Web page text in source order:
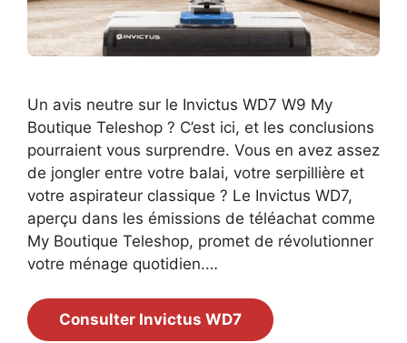
Un avis neutre sur le Invictus WD7 W9 My
Boutique Teleshop ? C’est ici, et les conclusions
pourraient vous surprendre. Vous en avez assez
de jongler entre votre balai, votre serpillière et
votre aspirateur classique ? Le Invictus WD7,
aperçu dans les émissions de téléachat comme
My Boutique Teleshop, promet de révolutionner
votre ménage quotidien.…
Consulter Invictus WD7